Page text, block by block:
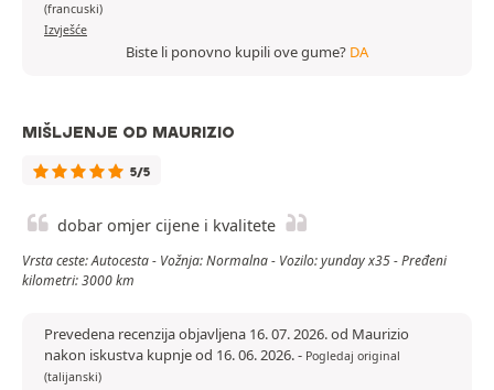
(francuski)
Izvješće
Biste li ponovno kupili ove gume? DA
MIŠLJENJE OD MAURIZIO
5/5
dobar omjer cijene i kvalitete
Vrsta ceste: Autocesta - Vožnja: Normalna - Vozilo: yunday x35 - Pređeni
kilometri: 3000 km
Prevedena recenzija objavljena 16. 07. 2026. od Maurizio
nakon iskustva kupnje od 16. 06. 2026.- Pogledaj original
(talijanski)